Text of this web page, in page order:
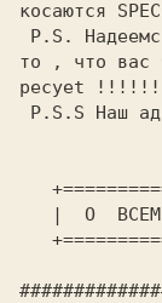
косaются
Р.S.
то , что вас
pecyet
Р.S.S Наш
   |
О